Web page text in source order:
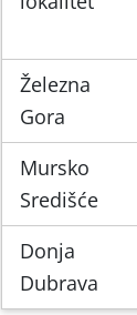
Železna
Gora
Mursko
Središće
Donja
Dubrava